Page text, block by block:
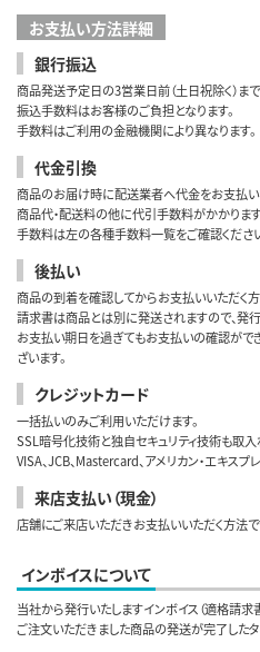
お支払い方法詳細
銀行振込
商品発送予定日の3営業日前（土日祝除く）ま
振込手数料はお客様のご負担となります。
手数料はご利用の金融機関により異なります。
代金引換
商品のお届け時に配送業者へ代金をお支払い
商品代・配送料の他に代引手数料がかかります
手数料は左の各種手数料一覧をご確認くださ
後払い
商品の到着を確認してからお支払いいただく方
請求書は商品とは別に発送されますので、発
お支払い期日を過ぎてもお支払いの確認がで
ざいます。
クレジットカード
一括払いのみご利用いただけます。
SSL暗号化技術と独自セキュリティ技術も取入
VISA、JCB、Mastercard、アメリカン・エキスプ
来店支払い（現金）
店舗にご来店いただきお支払いいただく方法で
インボイスについて
当社から発行いたしますインボイス（適格請求書
ご注文いただきました商品の発送が完了したタ